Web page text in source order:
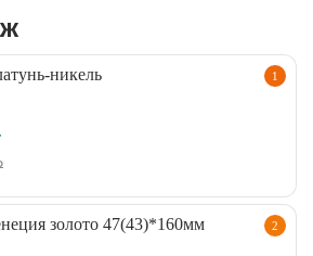
1
никель
2
золото 47(43)*160мм